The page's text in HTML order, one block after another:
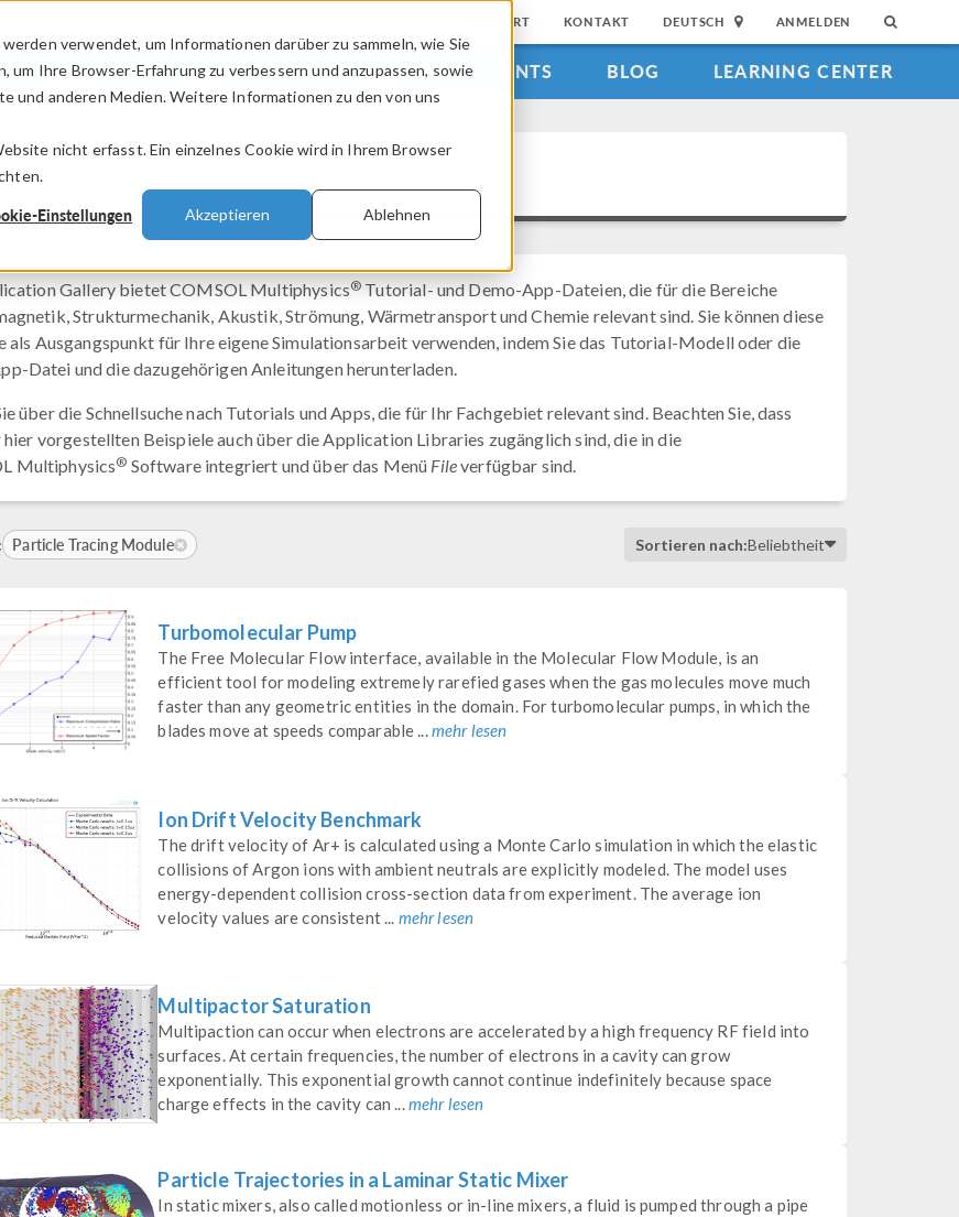
verwendet, um Informationen darüber zu sammeln, wie Sie
Ihre Browser-Erfahrung zu verbessern und anzupassen, sowie
und anderen Medien. Weitere Informationen zu den von uns
nicht erfasst. Ein einzelnes Cookie wird in Ihrem Browser
Einstellungen Akzeptieren Ablehnen
SUPPORT KONTAKT DEUTSCH ANMELDEN
PRODUKTE BRANCHEN VIDEOS EVENTS BLOG LEARNING CENTER
Gallery bietet COMSOL Multiphysics® Tutorial- und Demo-App-Dateien, die für die Bereiche
Strukturmechanik, Akustik, Strömung, Wärmetransport und Chemie relevant sind. Sie können diese
als Ausgangspunkt für Ihre eigene Simulationsarbeit verwenden, indem Sie das Tutorial-Modell oder die
Datei und die dazugehörigen Anleitungen herunterladen.
über die Schnellsuche nach Tutorials und Apps, die für Ihr Fachgebiet relevant sind. Beachten Sie, dass
hier vorgestellten Beispiele auch über die Application Libraries zugänglich sind, die in die
Multiphysics® Software integriert und über das Menü Fileverfügbar sind.
Particle Tracing Module Sortieren nach:Beliebtheit
Turbomolecular Pump
The Free Molecular Flow interface, available in the Molecular Flow Module, is an
efficient tool for modeling extremely rarefied gases when the gas molecules move much
faster than any geometric entities in the domain. For turbomolecular pumps, in which the
blades move at speeds comparable ...mehr lesen
Ion Drift Velocity Benchmark
The drift velocity of Ar+ is calculated using a Monte Carlo simulation in which the elastic
collisions of Argon ions with ambient neutrals are explicitly modeled. The model uses
energy-dependent collision cross-section data from experiment. The average ion
velocity values are consistent ... mehr lesen
Multipactor Saturation
Multipaction can occur when electrons are accelerated by a high frequency RF field into
surfaces. At certain frequencies, the number of electrons in a cavity can grow
exponentially. This exponential growth cannot continue indefinitely because space
charge effects in the cavity can ... mehr lesen
Particle Trajectories in a Laminar Static Mixer
In static mixers, also called motionless or in-line mixers, a fluid is pumped through a pipe